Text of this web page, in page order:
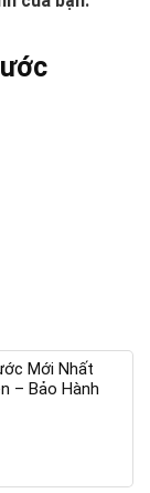
Mới Nhất
– Bảo Hành